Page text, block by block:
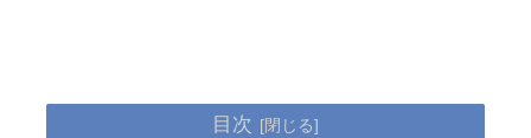
目次